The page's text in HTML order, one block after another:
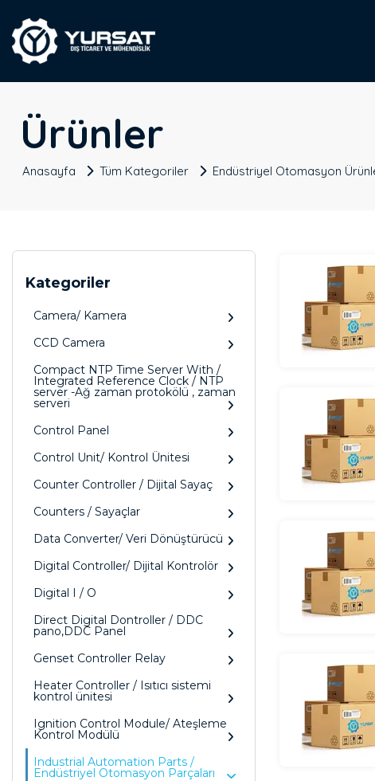
Ürünler
Anasayfa Tüm Kategoriler Endüstriyel Otomasyon
Kategoriler
Camera/ Kamera
CCD Camera
Compact NTP Time Server With /
Integrated Reference Clock / NTP
server -Ağ zaman protokölü , zaman
serveri
Control Panel
Control Unit/ Kontrol Ünitesi
Counter Controller / Dijital Sayaç
Counters / Sayaçlar
Data Converter/ Veri Dönüştürücü
Digital Controller/ Dijital Kontrolör
Digital I / O
Direct Digital Dontroller / DDC
pano,DDC Panel
Genset Controller Relay
Heater Controller / Isıtıcı sistemi
kontrol ünitesi
Ignition Control Module/ Ateşleme
Kontrol Modülü
Industrial Automation Parts /
Endüstriyel Otomasyon Parçaları